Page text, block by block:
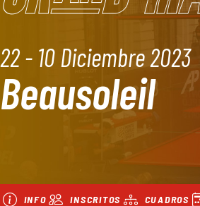
22 - 10 Diciembre 2023
Beausoleil
INFO INSCRITOS CUADROS